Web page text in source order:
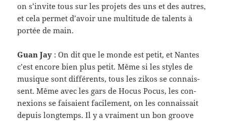
on s’invite tous sur les pro­jets des uns et des autres,
et cela per­met d’avoir une mul­ti­tude de tal­ents à
portée de main.
Guan Jay : On dit que le monde est petit, et Nantes
c’est encore bien plus petit. Même si les styles de
musique sont dif­férents, tous les zikos se con­nais­
sent. Même avec les gars de Hocus Pocus, les con­
nex­ions se fai­saient facile­ment, on les con­nais­sait
depuis longtemps. Il y a vrai­ment un bon groove